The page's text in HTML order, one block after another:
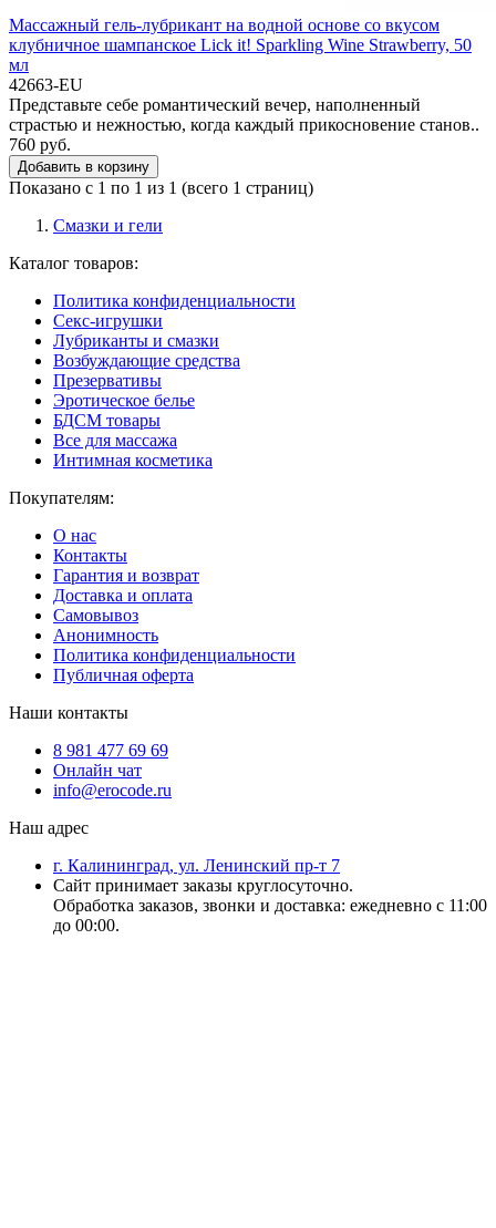
Массажный гель-лубрикант на водной основе со вкусом
клубничное шампанское Lick it! Sparkling Wine Strawberry, 50
мл
42663-EU
Представьте себе романтический вечер, наполненный
страстью и нежностью, когда каждый прикосновение станов..
760 руб.
Добавить в корзину
Показано с 1 по 1 из 1 (всего 1 страниц)
Смазки и гели
Каталог товаров:
Политика конфиденциальности
Секс-игрушки
Лубриканты и смазки
Возбуждающие средства
Презервативы
Эротическое белье
БДСМ товары
Все для массажа
Интимная косметика
Покупателям:
О нас
Контакты
Гарантия и возврат
Доставка и оплата
Самовывоз
Анонимность
Политика конфиденциальности
Публичная оферта
Наши контакты
8 981 477 69 69
Онлайн чат
info@erocode.ru
Наш адрес
г. Калининград, ул. Ленинский пр-т 7
Сайт принимает заказы круглосуточно.
Обработка заказов, звонки и доставка: ежедневно с 11:00
до 00:00.